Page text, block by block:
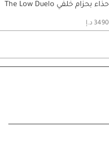
حذاء بحزام خلفي The Low Duelo
حسابي
3490 د.إ